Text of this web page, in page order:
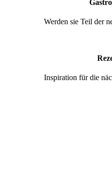
Werden sie Teil der
Inspiration für die